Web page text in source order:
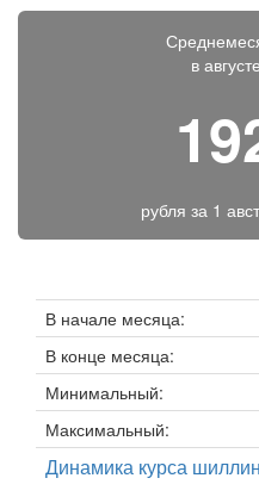
в
рубля за 1
В начале месяца:
В конце месяца:
Минимальный:
Максимальный:
Динамика курса